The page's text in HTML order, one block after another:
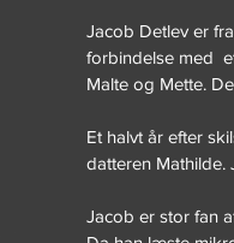
Jacob Detlev er
forbindelse med
Malte og Mette.
Et halvt år efter
datteren
Jacob er stor fan